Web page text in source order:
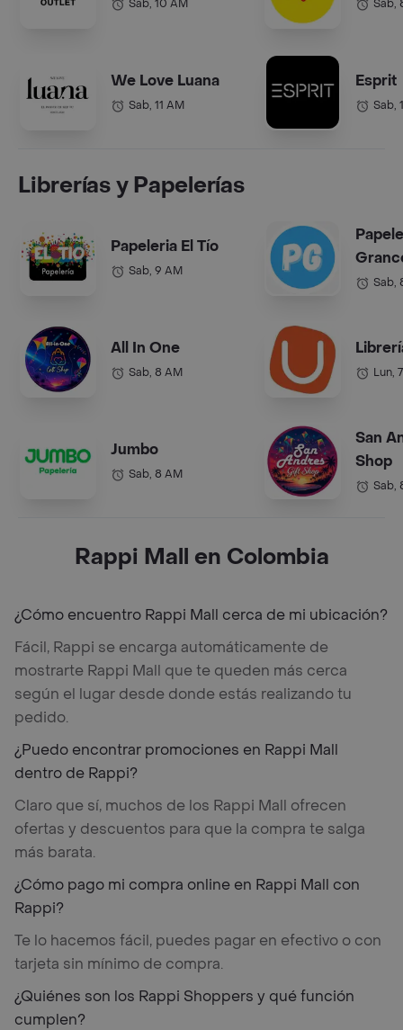
Sab, 10 AM
We Love Luana
Sab, 11 AM
Sab,
Esprit
Sab,
Librerías y Papelerías
Papeleria El Tío
Sab, 9 AM
All In One
Sab, 8 AM
Jumbo
Sab, 8 AM
Sab,
Lun,
San
Shop
Sab,
Rappi Mall en Colombia
¿Cómo encuentro Rappi Mall cerca de mi ubicación?
Fácil, Rappi se encarga automáticamente de
mostrarte Rappi Mall que te queden más cerca
según el lugar desde donde estás realizando tu
pedido.
¿Puedo encontrar promociones en Rappi Mall
dentro de Rappi?
Claro que sí, muchos de los Rappi Mall ofrecen
ofertas y descuentos para que la compra te salga
más barata.
¿Cómo pago mi compra online en Rappi Mall con
Rappi?
Te lo hacemos fácil, puedes pagar en efectivo o con
tarjeta sin mínimo de compra.
¿Quiénes son los Rappi Shoppers y qué función
cumplen?